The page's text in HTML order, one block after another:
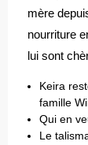
mère
nourriture
lui sont
Keira
famille
Qui en
Le